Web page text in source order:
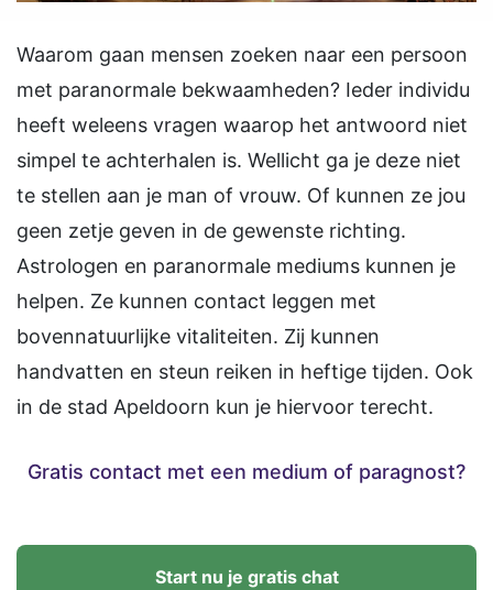
Waarom gaan mensen zoeken naar een persoon
met paranormale bekwaamheden? Ieder individu
heeft weleens vragen waarop het antwoord niet
simpel te achterhalen is. Wellicht ga je deze niet
te stellen aan je man of vrouw. Of kunnen ze jou
geen zetje geven in de gewenste richting.
Astrologen en paranormale mediums kunnen je
helpen. Ze kunnen contact leggen met
bovennatuurlijke vitaliteiten. Zij kunnen
handvatten en steun reiken in heftige tijden. Ook
in de stad Apeldoorn kun je hiervoor terecht.
Gratis contact met een medium of paragnost?
Start nu je gratis chat